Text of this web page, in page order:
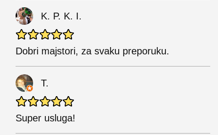
K. P. K. I.
Dobri majstori, za svaku preporuku.
T.
Super usluga!